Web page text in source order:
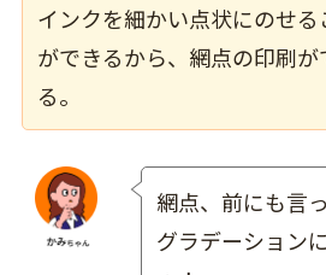
インクを細かい点状にのせる
ができるから、網点の印刷が
る。
網点、前にも言
グラデーション